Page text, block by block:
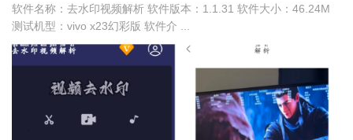
软件名称：去水印视频解析 软件版本：1.1.31 软件大小：46.24M
测试机型：vivo x23幻彩版 软件介 ...